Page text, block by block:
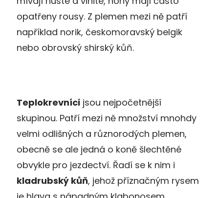
opatřeny rousy. Z plemen mezi ně patří
například norik, českomoravský belgik
nebo obrovský shirský kůň.
Teplokrevníci jsou nejpočetnější
skupinou. Patří mezi ně množství mnohdy
velmi odlišných a různorodých plemen,
obecně se ale jedná o koně šlechtěné
obvykle pro jezdectví. Řadí se k nim i
kladrubský kůň, jehož příznačným rysem